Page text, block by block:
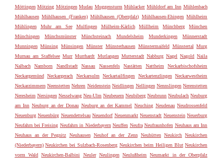
Möttingen Mötzing Mötzingen Mudau Muggensturm Mühlacker Mühldorf am Inn Mühlenbach
Mühlhausen Mühlhausen (Franken) Mühlhausen (Oberpfalz) Mühlhausen-Ehingen Mühlheim
Mühlingen
Muhr am See Mulfingen Mülheim-Kärlich Müllheim Münchberg
München
Münchingen
Münchsmünster Münchsteinach Mundelsheim Munderkingen
Münnerstadt
Munningen Münsing Münsingen Münster Münsterhausen Münstermaifeld Münstertal Murg
Murnau am Staffelsee Murr Murrhardt Mutlangen Mutterstadt Nabburg Nagel Nagold Naila
Nalbach
Namborn Nandlstadt Nassau Nassenfels Nastätten Nattheim
Neckarbischofsheim
Neckargemünd Neckargerach Neckarsulm Neckartailfingen Neckartenzlingen Neckarwestheim
Neckarzimmern Neenstetten Nehren Neidenstein Neidlingen Nellingen Nennslingen Nerenstetten
Neresheim Nersingen Nesselwang Neu-Ulm Neubeuern Neubiberg Neubrunn Neubulach Neuburg
am Inn Neuburg an der Donau Neuburg an der Kammel Neuching Neudenau Neudrossenfeld
Neuenburg Neuenbürg Neuendettelsau Neuendorf Neuenmarkt Neuenstadt Neuenstein Neuerburg
Neufahrn bei Freising Neufahrn in Niederbayern Neuffen Neufra Neufraunhofen Neuhaus am Inn
Neuhaus an der Pegnitz
Neuhausen Neuhof an der Zenn Neuhütten Neukirch Neukirchen
(Niederbayern) Neukirchen bei Sulzbach-Rosenberg Neukirchen beim Heiligen Blut Neukirchen
vorm Wald Neukirchen-Balbini Neuler Neulingen Neulußheim
Neumarkt in der Oberpfalz